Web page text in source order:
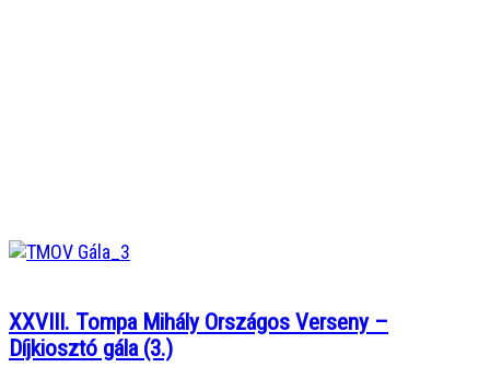
XXVIII. Tompa Mihály Országos Verseny –
Díjkiosztó gála (3.)